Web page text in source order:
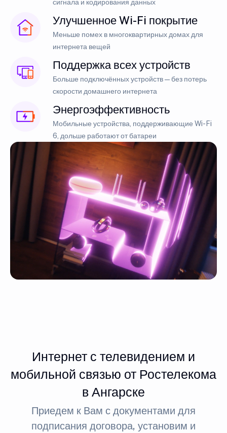
сигнала и кодирования данных
Улучшенное Wi-Fi покрытие
Меньше помех в многоквартирных домах для
интернета вещей
Поддержка всех устройств
Больше подключённых устройств — без потерь
скорости домашнего интернета
Энергоэффективность
Мобильные устройства, поддерживающие Wi-Fi
6, дольше работают от батареи
Интернет с телевидением и
мобильной связью от Ростелекома
в Ангарске
Приедем к Вам с документами для
подписания договора, установим и